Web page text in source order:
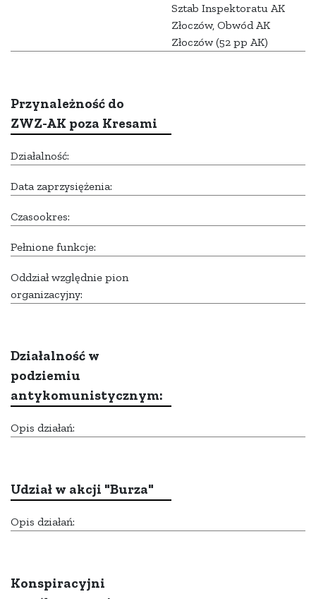
Sztab Inspektoratu AK
Złoczów, Obwód AK
Złoczów (52 pp AK)
Przynależność do
ZWZ-AK poza Kresami
Działalność:
Data zaprzysiężenia:
Czasookres:
Pełnione funkcje:
Oddział względnie pion
organizacyjny:
Działalność w
podziemiu
antykomunistycznym:
Opis działań:
Udział w akcji "Burza"
Opis działań:
Konspiracyjni